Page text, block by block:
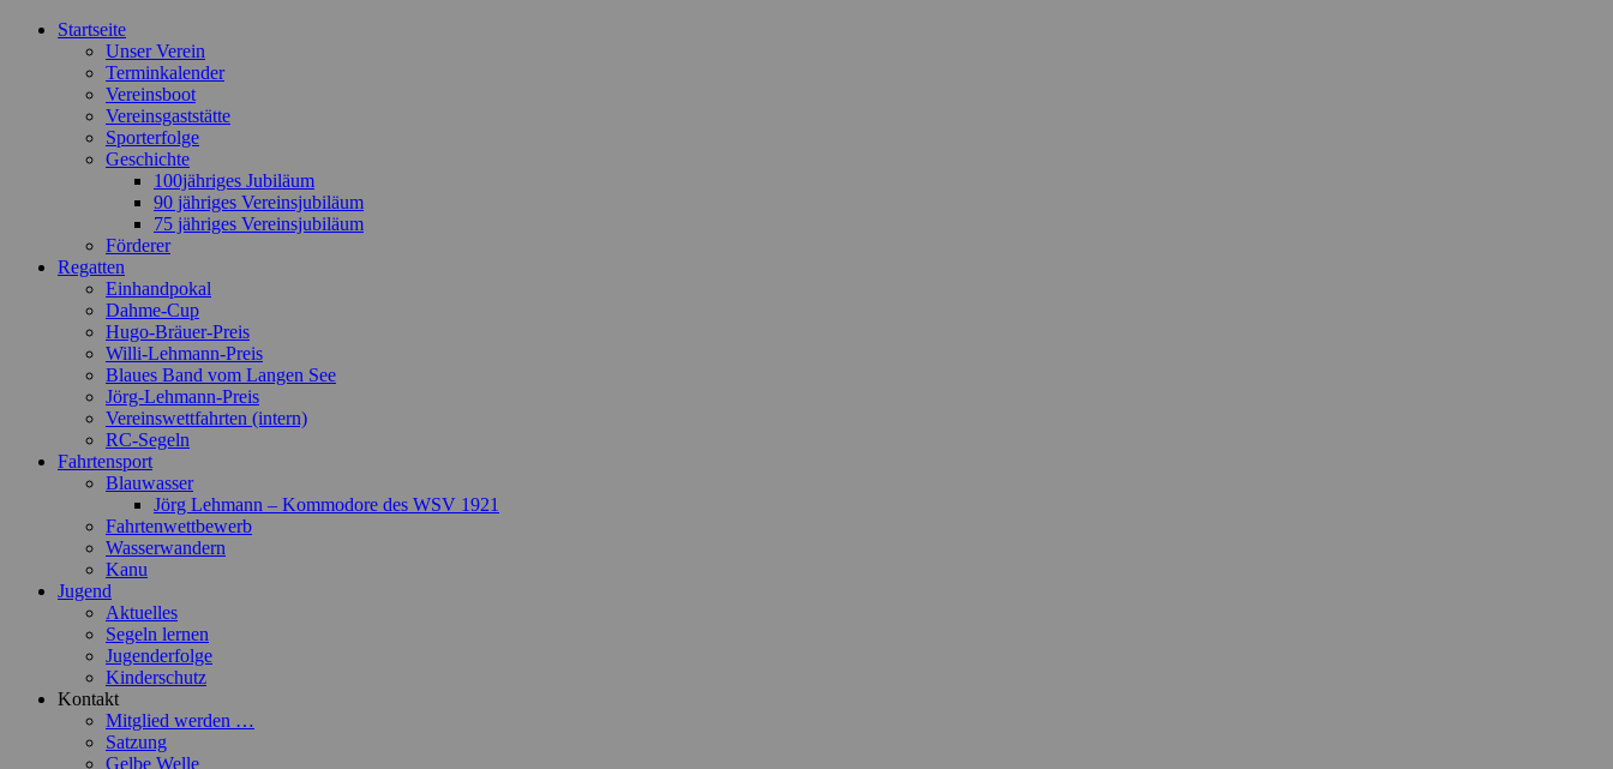
Startseite
Unser Verein
Terminkalender
Vereinsboot
Vereinsgaststätte
Sporterfolge
Geschichte
100jähriges Jubiläum
90 jähriges Vereinsjubiläum
75 jähriges Vereinsjubiläum
Förderer
Regatten
Einhandpokal
Dahme-Cup
Hugo-Bräuer-Preis
Willi-Lehmann-Preis
Blaues Band vom Langen See
Jörg-Lehmann-Preis
Vereinswettfahrten (intern)
RC-Segeln
Fahrtensport
Blauwasser
Jörg Lehmann – Kommodore des WSV 1921
Fahrtenwettbewerb
Wasserwandern
Kanu
Jugend
Aktuelles
Segeln lernen
Jugenderfolge
Kinderschutz
Kontakt
Mitglied werden …
Satzung
Gelbe Welle